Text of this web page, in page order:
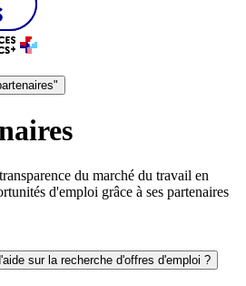
du marché du travail en
d'emploi grâce à ses partenaires
sur la recherche d'offres d'emploi ?